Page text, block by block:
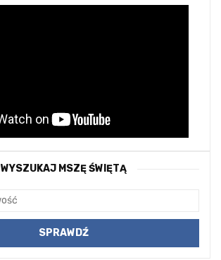
WYSZUKAJ MSZĘ ŚWIĘTĄ